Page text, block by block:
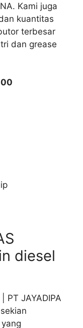
Kami juga
kuantitas
terbesar
dan grease
diesel
PT JAYADIPA